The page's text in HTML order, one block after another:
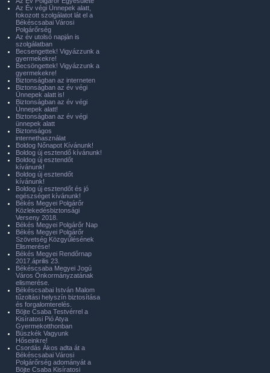
Az Év végi Ünnepek alatt,
fokozott szolgálatot lát el a
Békéscsabai Városi
Polgárőrség
Az év utolsó napján is
szolgálatban
Becsengettek! Vigyázzunk a
gyermekekre!
Becsöngettek! Vigyázzunk a
gyermekekre!
Biztonságban az interneten
Biztonságban az év végi
Ünnepek alatt is!
Biztonságban az év végi
Ünnepek alatt!
Biztonságban az év végi
ünnepek alatt
Biztonságos
internethasználat
Boldog Nőnapot Kívánunk!
Boldog új esztendő kívánunk!
Boldog új esztendőt
kívánunk!
Boldog új esztendőt
kívánunk!
Boldog új esztendőt és jó
egészséget kívánunk!
Békés Megyei Polgárőr
Közlekedésbiztonsági
Verseny 2018.
Békés Megyei Polgárőr Nap
Békés Megyei Polgárőr
Szövetség Közgyűlésének
Elismerése!
Békés Megyei Rendőrnap
2017.április 23.
Békéscsaba Megyei Jogú
Város Önkormányzatának
elismerése.
Békéscsabai István Malom
tűzoltási helyszín biztosítása
és forgalomterelés.
Böjte Csaba Testvérrel a
Kisíratosi Pió Atya
Gyermekotthonban
Büszkék Vagyunk
Hőseinkre!
Csordás Ákos adta át a
Békéscsabai Városi
Polgárőrség adományát a
Böjte Csaba Kisíratosi